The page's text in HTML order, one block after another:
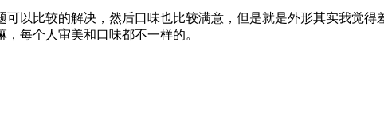
以比较的解决，然后口味也比较满意，但是就是外形其实我觉得
每个人审美和口味都不一样的。